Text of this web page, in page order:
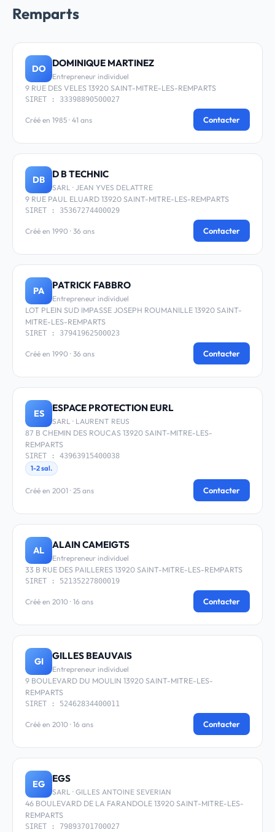
Remparts
DO DOMINIQUE MARTINEZ
Entrepreneur individuel
9 RUE DES VELES 13920 SAINT-MITRE-LES-REMPARTS
SIRET : 33398890500027
Créé en 1985 · 41 ans Contacter
DB D B TECHNIC
SARL · JEAN YVES DELATTRE
9 RUE PAUL ELUARD 13920 SAINT-MITRE-LES-REMPARTS
SIRET : 35367274400029
Créé en 1990 · 36 ans Contacter
PA PATRICK FABBRO
Entrepreneur individuel
LOT PLEIN SUD IMPASSE JOSEPH ROUMANILLE 13920 SAINT-
MITRE-LES-REMPARTS
SIRET : 37941962500023
Créé en 1990 · 36 ans Contacter
ES ESPACE PROTECTION EURL
SARL · LAURENT REUS
87 B CHEMIN DES ROUCAS 13920 SAINT-MITRE-LES-
REMPARTS
SIRET : 43963915400038
1-2 sal.
Créé en 2001 · 25 ans Contacter
AL ALAIN CAMEIGTS
Entrepreneur individuel
33 B RUE DES PAILLERES 13920 SAINT-MITRE-LES-REMPARTS
SIRET : 52135227800019
Créé en 2010 · 16 ans Contacter
GI GILLES BEAUVAIS
Entrepreneur individuel
9 BOULEVARD DU MOULIN 13920 SAINT-MITRE-LES-
REMPARTS
SIRET : 52462834400011
Créé en 2010 · 16 ans Contacter
EG EGS
SARL · GILLES ANTOINE SEVERIAN
46 BOULEVARD DE LA FARANDOLE 13920 SAINT-MITRE-LES-
REMPARTS
SIRET : 79893701700027